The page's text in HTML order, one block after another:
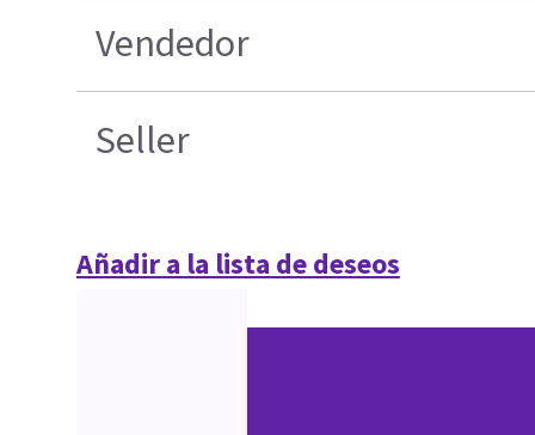
Vendedor
Seller
Añadir a la lista de deseos